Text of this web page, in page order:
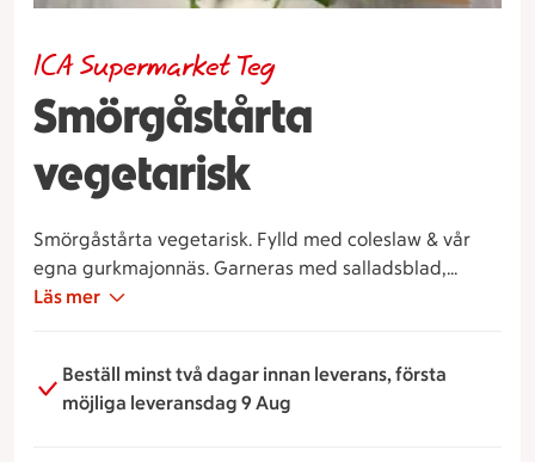
Smörgåstårta
vegetarisk
ICA Supermarket Teg
Smörgåstårta vegetarisk. Fylld med coleslaw & vår
egna gurkmajonnäs. Garneras med salladsblad,
soltorkad tomat, halkidikioliver, ost, tomat, ärtskott &
Läs mer
Beställ minst två dagar innan leverans, första
möjliga leveransdag 9 Aug